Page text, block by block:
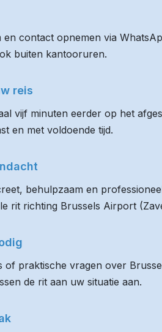
contact opnemen via
buiten kantooruren.
reis
vijf minuten eerder op het
en met voldoende tijd.
behulpzaam en
rit richting Brussels Airport
of praktische vragen over
de rit aan uw situatie aan.